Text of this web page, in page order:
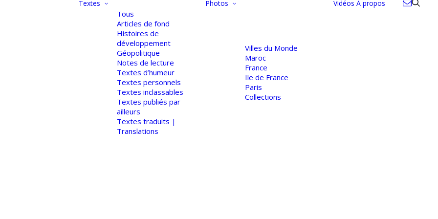
Textes
Tous
Articles de fond
Histoires de
développement
Géopolitique
Notes de lecture
Textes d’humeur
Textes personnels
Textes inclassables
Textes publiés par
ailleurs
Textes traduits |
Translations
Photos
Villes du Monde
Maroc
France
Ile de France
Paris
Collections
Vidéos À propos